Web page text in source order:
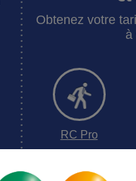
Obtenez votre
à
RC Pro